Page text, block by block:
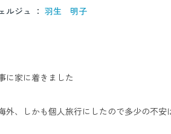
ルジュ ： 羽生 明子
に家に着きました
外、しかも個人旅行にしたので多少の不